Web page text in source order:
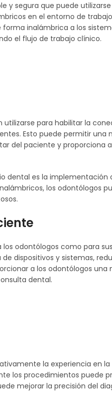
segura que puede
en el entorno de
inalámbrica a los
el flujo de trabajo clínico.
utilizarse para habilitar la
Esto puede permitir
del paciente y
dental es la
los odontólogos
odontólogos como para
dispositivos y sistemas,
a los odontólogos
dental.
la experiencia
los procedimientos puede
mejorar la precisión del